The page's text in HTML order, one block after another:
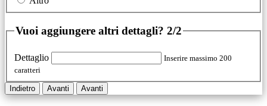
Vuoi aggiungere altri dettagli? 2/2
Dettaglio
Inserire massimo 200
caratteri
Indietro Avanti Avanti